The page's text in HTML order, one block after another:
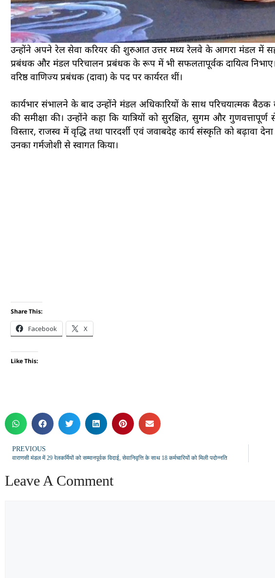
उन्होंने अपने रेल सेवा करियर की शुरुआत उत्तर मध्य रेलवे के आगरा मंडल में
प्रबंधक और मंडल परिचालन प्रबंधक के रूप में भी सफलतापूर्वक दायित्व
वरिष्ठ वाणिज्य प्रबंधक (दावा) के पद पर कार्यरत थीं।
कार्यभार संभालने के बाद उन्होंने मंडल अधिकारियों के साथ परिचयात्मक बैठक
की समीक्षा की। उन्होंने कहा कि यात्रियों को सुरक्षित, सुगम और
विस्तार, राजस्व में वृद्धि तथा पारदर्शी एवं जवाबदेह कार्य संस्कृति को बढ़ावा
उनका गर्मजोशी से स्वागत किया।
Share This:
Facebook X
Like This:
PREVIOUS
वाराणसी मंडल में 29 रेलकर्मियों को सम्मानपूर्वक विदाई, सेवानिवृत्ति के साथ 18 कर्मचारियों को मिली पदोन्नति
Leave A Comment